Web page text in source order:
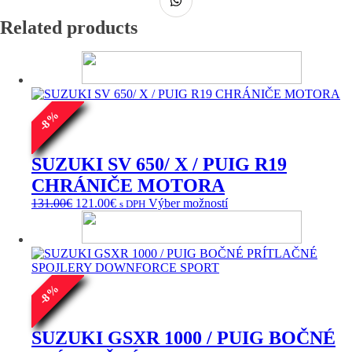
Related products
-
8
%
SUZUKI SV 650/ X / PUIG R19
CHRÁNIČE MOTORA
131.00€ Pôvodná
cena
131.00€.
121.00€Aktuálna
121.00€.
s DPH Výber možnostíTento
viacero
variantov.
na
stránke
-
8
%
SUZUKI GSXR 1000 / PUIG BOČNÉ